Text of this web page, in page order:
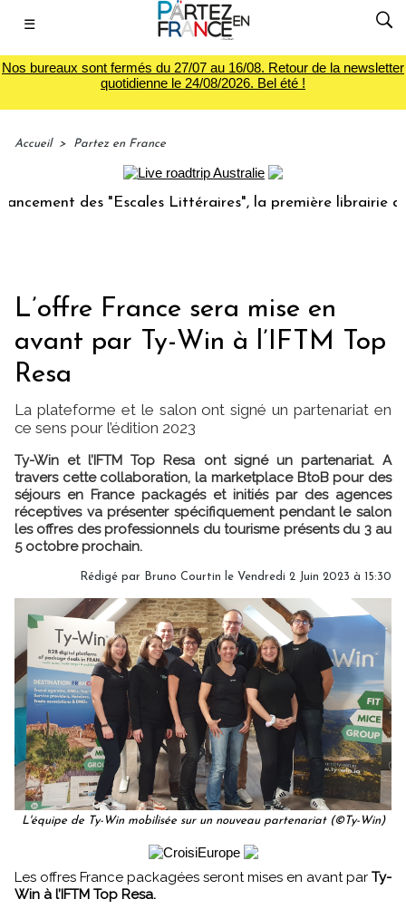
☰
Nos bureaux sont fermés du 27/07 au 16/08. Retour de la newsletter
quotidienne le 24/08/2026. Bel été !
Accueil > Partez en France
des "Escales Littéraires", la première librairie du
L’offre France sera mise en
avant par Ty-Win à l’IFTM Top
Resa
La plateforme et le salon ont signé un partenariat en
ce sens pour l’édition 2023
Ty-Win et l’IFTM Top Resa ont signé un partenariat. A
travers cette collaboration, la marketplace BtoB pour des
séjours en France packagés et initiés par des agences
réceptives va présenter spécifiquement pendant le salon
les offres des professionnels du tourisme présents du 3 au
5 octobre prochain.
Rédigé par Bruno Courtin le Vendredi 2 Juin 2023 à 15:30
L'équipe de Ty-Win mobilisée sur un nouveau partenariat (©Ty-Win)
Les offres France packagées seront mises en avant par Ty-
Win à l’IFTM Top Resa.